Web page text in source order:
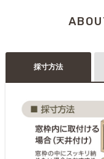
採寸方法